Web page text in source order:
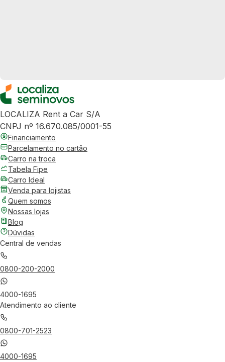
LOCALIZA Rent a Car S/A
CNPJ nº 16.670.085/0001-55
Financiamento
Parcelamento no cartão
Carro na troca
Tabela Fipe
Carro Ideal
Venda para lojistas
Quem somos
Nossas lojas
Blog
Dúvidas
Central de vendas
0800-200-2000
4000-1695
Atendimento ao cliente
0800-701-2523
4000-1695